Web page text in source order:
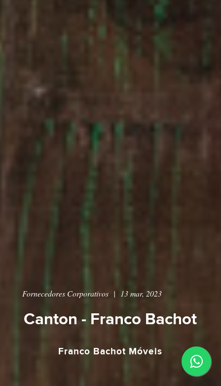
Fornecedores Corporativos| 13 mar, 2023
Canton - Franco Bachot
Franco Bachot Móveis